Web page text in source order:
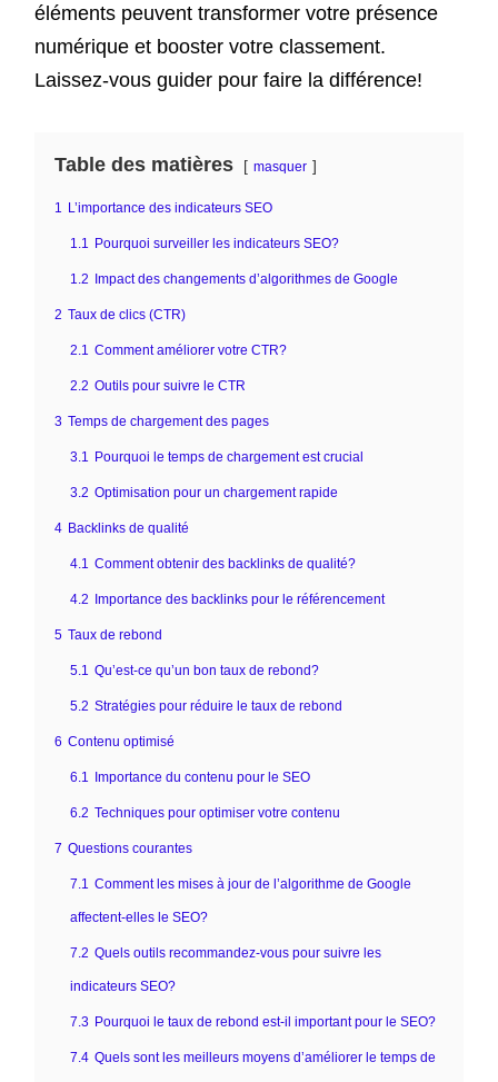
éléments peuvent transformer votre présence
numérique et booster votre classement.
Laissez-vous guider pour faire la différence!
Table des matières masquer
1 L’importance des indicateurs SEO
1.1 Pourquoi surveiller les indicateurs SEO?
1.2 Impact des changements d’algorithmes de Google
2 Taux de clics (CTR)
2.1 Comment améliorer votre CTR?
2.2 Outils pour suivre le CTR
3 Temps de chargement des pages
3.1 Pourquoi le temps de chargement est crucial
3.2 Optimisation pour un chargement rapide
4 Backlinks de qualité
4.1 Comment obtenir des backlinks de qualité?
4.2 Importance des backlinks pour le référencement
5 Taux de rebond
5.1 Qu’est-ce qu’un bon taux de rebond?
5.2 Stratégies pour réduire le taux de rebond
6 Contenu optimisé
6.1 Importance du contenu pour le SEO
6.2 Techniques pour optimiser votre contenu
7 Questions courantes
7.1 Comment les mises à jour de l’algorithme de Google
affectent-elles le SEO?
7.2 Quels outils recommandez-vous pour suivre les
indicateurs SEO?
7.3 Pourquoi le taux de rebond est-il important pour le SEO?
7.4 Quels sont les meilleurs moyens d’améliorer le temps de